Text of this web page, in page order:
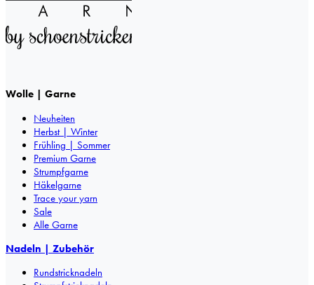
Wolle | Garne
Neuheiten
Herbst | Winter
Frühling | Sommer
Premium Garne
Strumpfgarne
Häkelgarne
Trace your yarn
Sale
Alle Garne
Nadeln | Zubehör
Rundstricknadeln